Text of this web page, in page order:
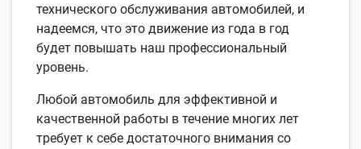
технического обслуживания автомобилей, и
надеемся, что это движение из года в год
будет повышать наш профессиональный
уровень.
Любой автомобиль для эффективной и
качественной работы в течение многих лет
требует к себе достаточного внимания со